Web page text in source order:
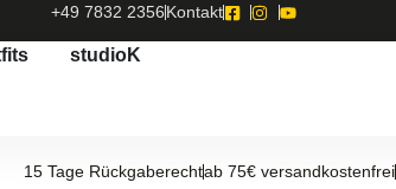
+49 7832 2356Kontakt
studioK
15 Tage Rückgaberechtab 75€ versandkostenfrei